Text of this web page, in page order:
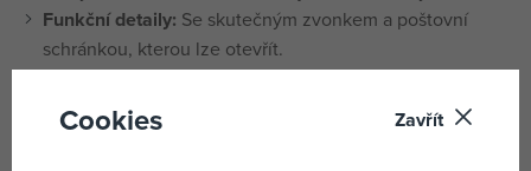
Funkční detaily: Se skutečným zvonkem a poštovní
schránkou, kterou lze otevřít.
Kombinovatelnost: Lze dokonale kombinovat s
vybavením pokojů (č. položky 70206 - 70211) pro ještě
větší zábavu při hře.
Cookies Zavřít